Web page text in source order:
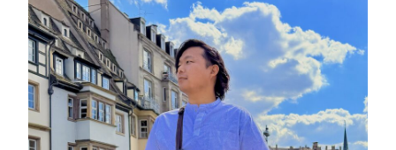
海
外
e
S
I
M